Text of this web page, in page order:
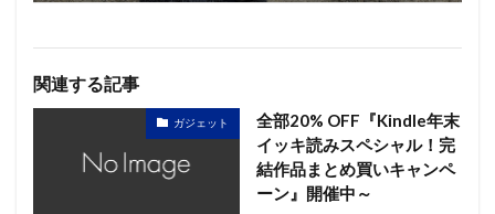
関連する記事
ガジェット
全部20% OFF『Kindle年末
イッキ読みスペシャル！完
結作品まとめ買いキャンペ
ーン』開催中～